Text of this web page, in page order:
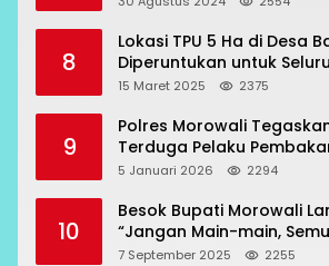
8
Lokasi TPU 5 Ha di Desa
Diperuntukan untuk
15 Maret 2025 2375
9
Polres Morowali
Terduga Pelaku
RCP Sesuai Prosedur
5 Januari 2026 2294
10
Besok Bupati Morowali
“Jangan Main-main,
7 September 2025 2255